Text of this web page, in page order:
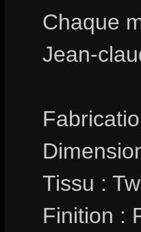
Chaque
Jean-
Tissu :
Finition :